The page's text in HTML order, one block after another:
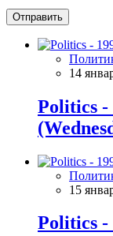
Отправить
14
Politics -
15
Politics -